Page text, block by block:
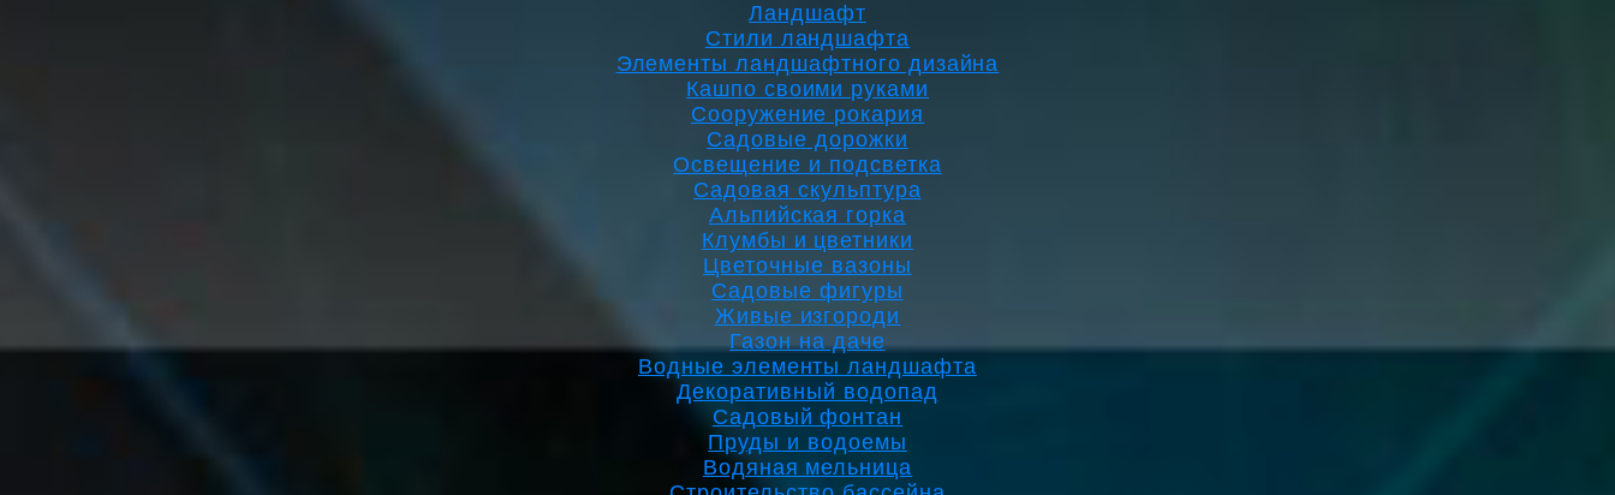
Ландшафт
Стили ландшафта
Элементы ландшафтного дизайна
Кашпо своими руками
Сооружение рокария
Садовые дорожки
Освещение и подсветка
Садовая скульптура
Альпийская горка
Клумбы и цветники
Цветочные вазоны
Садовые фигуры
Живые изгороди
Газон на даче
Водные элементы ландшафта
Декоративный водопад
Садовый фонтан
Пруды и водоемы
Водяная мельница